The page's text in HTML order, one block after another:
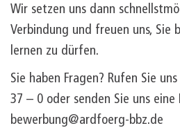
Wir setzen uns dann
Verbindung und freuen uns, Sie
lernen zu dürfen.
Sie haben Fragen? Rufen Sie
37 – 0 oder senden Sie uns eine
bewerbung@ardfoerg-bbz.de